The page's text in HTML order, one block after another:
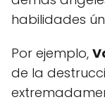
habilidades
Por ejemplo,
de la